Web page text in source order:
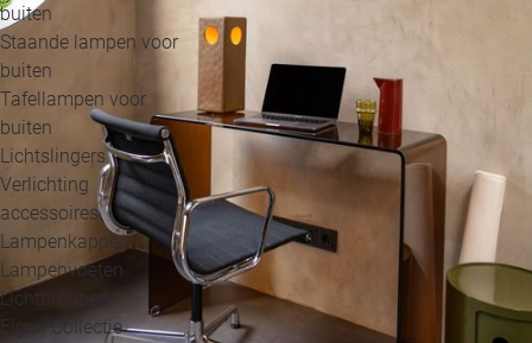
buiten
Staande lampen voor
buiten
Tafellampen voor
buiten
Lichtslingers
Verlichting
accessoires
Lampenkappen
Lampenvoeten
Lichtbronnen
Eigen Collectie